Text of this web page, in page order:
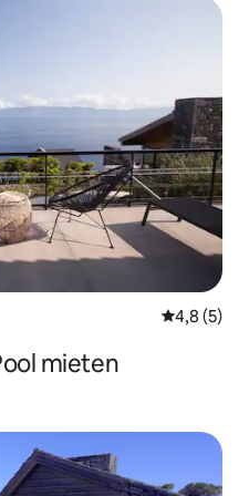
4,8 (5)
mieten